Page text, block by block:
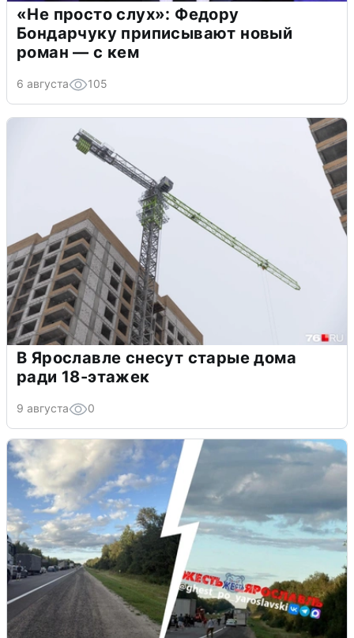
«Не просто слух»: Федору
Бондарчуку приписывают новый
роман — с кем
6 августа 105
В Ярославле снесут старые дома
ради 18-этажек
9 августа 0